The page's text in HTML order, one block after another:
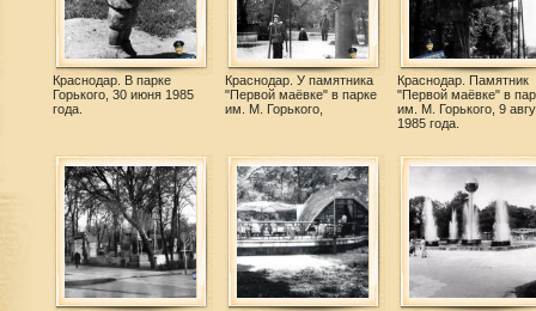
Краснодар. В парке
Горького, 30 июня 1985
года.
Краснодар. У памятника
"Первой маёвке" в парке
им. М. Горького,
Краснодар. Памятник
"Первой маёвке" в
им. М. Горького, 9
1985 года.